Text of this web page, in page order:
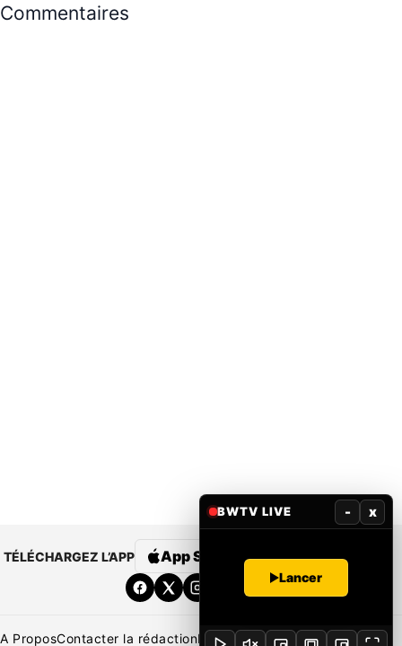
Commentaires
TÉLÉCHARGEZ L’APP App Store Google Play
A ProposContacter la rédactionRédaction Mentions légales
BWTV LIVE - x
Lancer